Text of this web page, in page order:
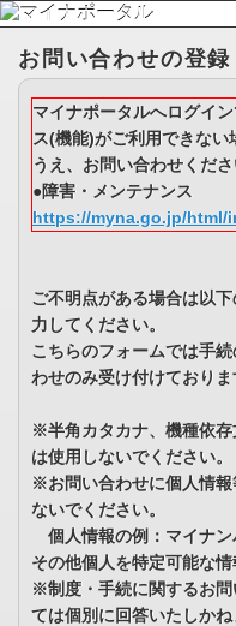
お問い合わせの登録
マイナポータルへログイ
ス(機能)がご利用できな
うえ、お問い合わせくださ
●障害・メンテナンス
https://myna.go.jp/html/
ご不明点がある場合は以
力してください。
こちらのフォームでは手
わせのみ受け付けておりま
※半角カタカナ、機種依存
は使用しないでください。
※お問い合わせに個人情
ないでください。
個人情報の例：マイナン
その他個人を特定可能な情
※制度・手続に関するお
ては個別に回答いたしかね